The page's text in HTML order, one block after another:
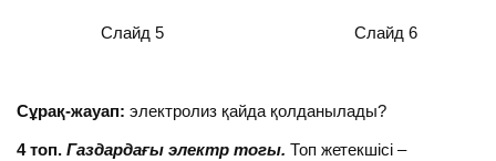
Слайд 5 Слайд 6
Сұрақ-жауап:электролиз қайда қолданылады?
4 топ. Газдардағы электр тогы. Топ жетекшісі –